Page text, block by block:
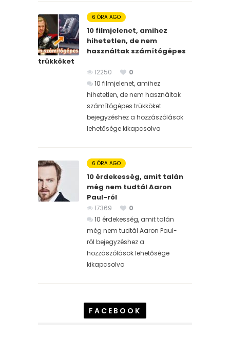
6 ÓRA AGO
10 filmjelenet, amihez
hihetetlen, de nem
használtak számítógépes
trükköket
12250
0
10 filmjelenet, amihez
hihetetlen, de nem használtak
számítógépes trükköket
bejegyzéshez a hozzászólások
lehetősége kikapcsolva
6 ÓRA AGO
10 érdekesség, amit talán
még nem tudtál Aaron
Paul-ról
17369
0
10 érdekesség, amit talán
még nem tudtál Aaron Paul-
ról bejegyzéshez a
hozzászólások lehetősége
kikapcsolva
FACEBOOK